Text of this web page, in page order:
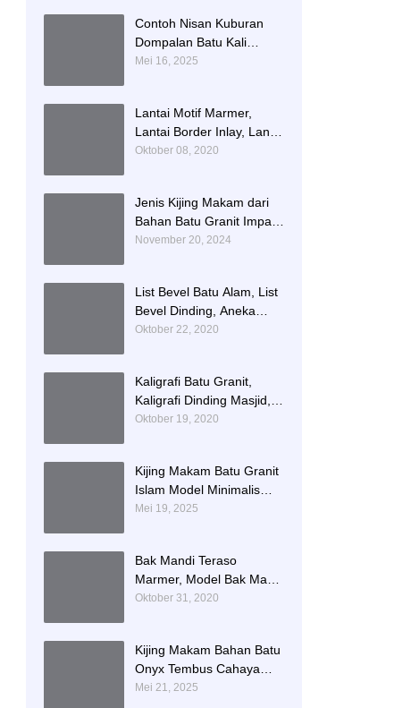
Contoh Nisan Kuburan
Dompalan Batu Kali
Termurah
Mei 16, 2025
Lantai Motif Marmer,
Lantai Border Inlay, Lantai
Rumah Motif Marmer
Oktober 08, 2020
Jenis Kijing Makam dari
Bahan Batu Granit Impala
Terbaru Brand Bintang
November 20, 2024
List Bevel Batu Alam, List
Bevel Dinding, Aneka
Motif List Bevel Batu Alam
Oktober 22, 2020
Kaligrafi Batu Granit,
Kaligrafi Dinding Masjid,
Prasasti Kaligrafi Batu
Oktober 19, 2020
Kijing Makam Batu Granit
Islam Model Minimalis
Terlaris Brand Bintang
Mei 19, 2025
Bak Mandi Teraso
Marmer, Model Bak Mandi
Kotak, Bak Mandi Teraso
Oktober 31, 2020
Kijing Makam Bahan Batu
Onyx Tembus Cahaya
Model 2 Tingkat Nisan
Mei 21, 2025